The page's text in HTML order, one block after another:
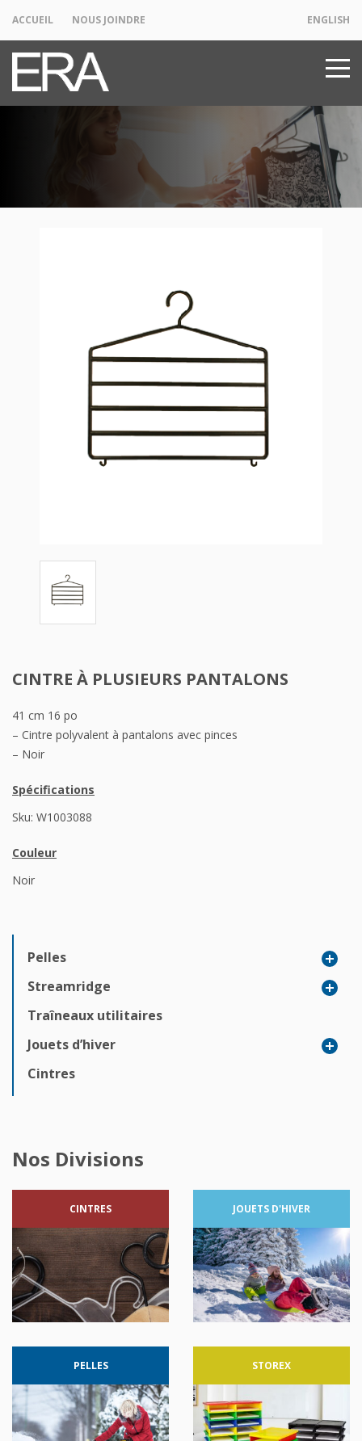
ACCUEIL NOUS JOINDRE ENGLISH
Pelles
Streamridge
Traîneaux utilitaires
Jouets d’hiver
Cintres
CINTRE À PLUSIEURS PANTALONS
41 cm 16 po
– Cintre polyvalent à pantalons avec pinces
– Noir
Spécifications
Sku: W1003088
Couleur
Noir
Nos Divisions
CINTRES JOUETS D'HIVER
PELLES STOREX